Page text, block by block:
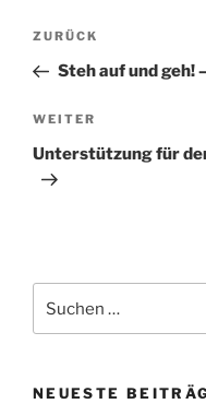
Vorheriger
Beitrag
ZURÜCK
Steh auf und
Nächster
Beitrag
WEITER
Unterstützung für
nach:
NEUESTE